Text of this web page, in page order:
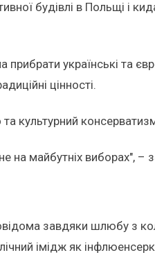
будівлі в Польщі і
українські та
цінності.
культурний
на майбутніх виборах", –
завдяки шлюбу з
імідж як